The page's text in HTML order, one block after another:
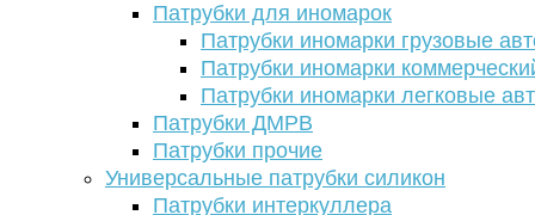
Патрубки для иномарок
Патрубки иномарки грузовые
Патрубки иномарки
Патрубки иномарки легковые
Патрубки ДМРВ
Патрубки прочие
Универсальные патрубки силикон
Патрубки интеркуллера